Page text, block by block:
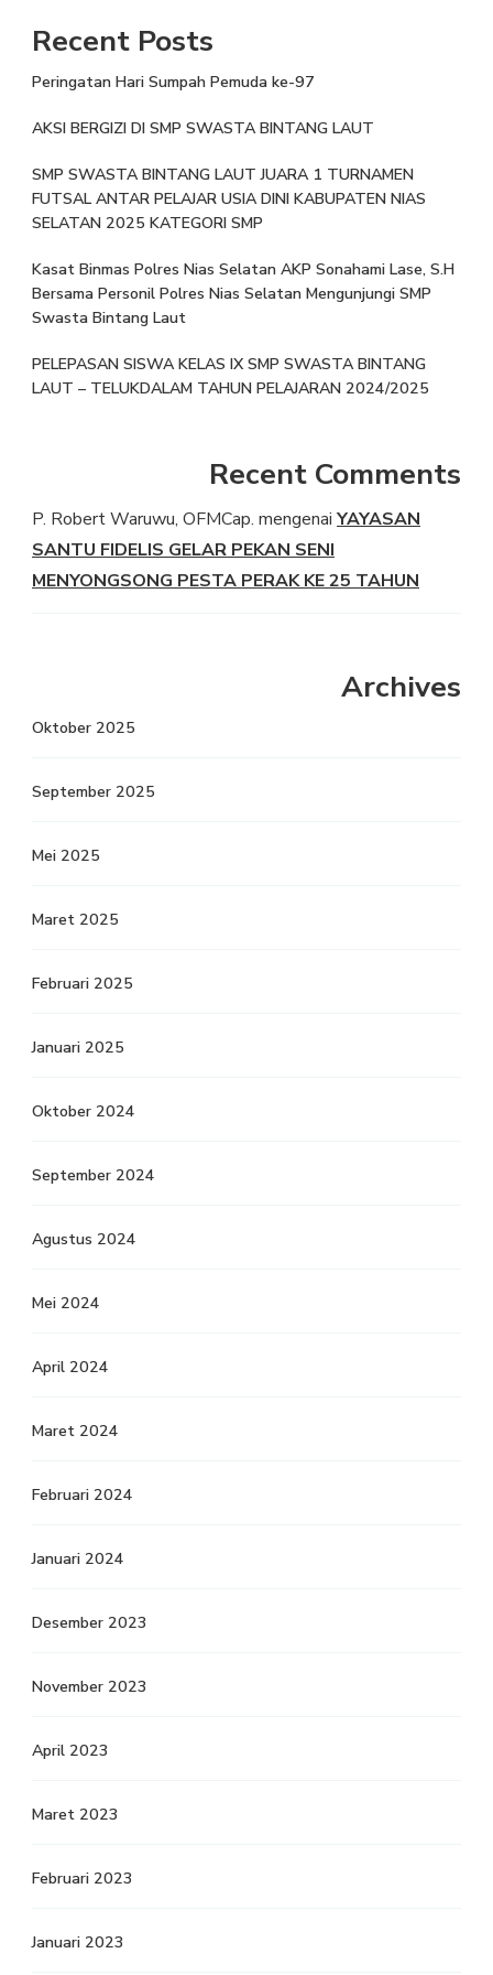
Recent Posts
Peringatan Hari Sumpah Pemuda ke-97
AKSI BERGIZI DI SMP SWASTA BINTANG LAUT
SMP SWASTA BINTANG LAUT JUARA 1 TURNAMEN
FUTSAL ANTAR PELAJAR USIA DINI KABUPATEN NIAS
SELATAN 2025 KATEGORI SMP
Kasat Binmas Polres Nias Selatan AKP Sonahami Lase, S.H
Bersama Personil Polres Nias Selatan Mengunjungi SMP
Swasta Bintang Laut
PELEPASAN SISWA KELAS IX SMP SWASTA BINTANG
LAUT – TELUKDALAM TAHUN PELAJARAN 2024/2025
Recent Comments
P. Robert Waruwu, OFMCap. mengenai YAYASAN
SANTU FIDELIS GELAR PEKAN SENI
MENYONGSONG PESTA PERAK KE 25 TAHUN
Archives
Oktober 2025
September 2025
Mei 2025
Maret 2025
Februari 2025
Januari 2025
Oktober 2024
September 2024
Agustus 2024
Mei 2024
April 2024
Maret 2024
Februari 2024
Januari 2024
Desember 2023
November 2023
April 2023
Maret 2023
Februari 2023
Januari 2023